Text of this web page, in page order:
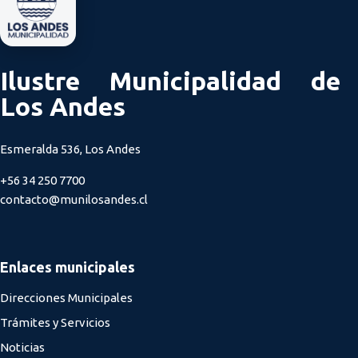
Ilustre Municipalidad de
Los Andes
Esmeralda 536, Los Andes
+56 34 250 7700
contacto@munilosandes.cl
Enlaces municipales
Direcciones Municipales
Trámites y Servicios
Noticias